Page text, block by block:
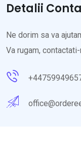
Detalii
Ne dorim sa va
Va rugam,